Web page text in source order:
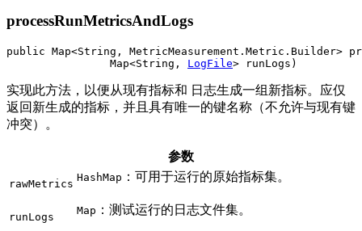
processRunMetricsAndLogs
public Map<String, MetricMeasurement.Metric.Builder>
                Map<String,
LogFile> runLogs)
实现此方法，以便从现有指标和 日志生成一组新指标。应仅
返回新生成的指标，并且具有唯一的键名称（不允许与现有键
冲突）。
参数
rawMetrics
HashMap ：可用于运行的原始指标集。
runLogs
Map ：测试运行的日志文件集。